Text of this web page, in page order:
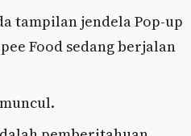
tampilan jendela Pop-up
Food sedang berjalan